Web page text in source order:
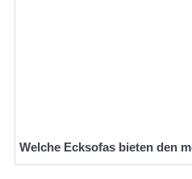
Welche Ecksofas bieten den